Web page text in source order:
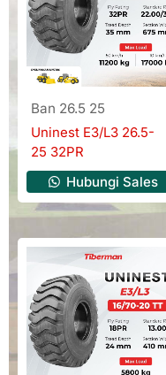
Ban 26.5 25
Uninest E3/L3 26.5-
25 32PR
Hubungi Sales